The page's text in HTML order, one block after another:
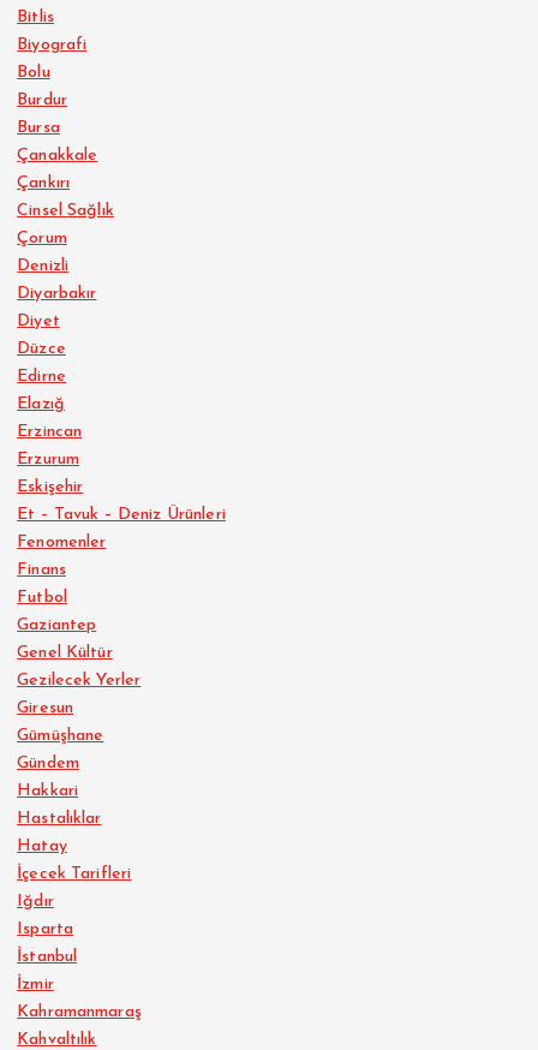
Bitlis
Biyografi
Bolu
Burdur
Bursa
Çanakkale
Çankırı
Cinsel Sağlık
Çorum
Denizli
Diyarbakır
Diyet
Düzce
Edirne
Elazığ
Erzincan
Erzurum
Eskişehir
Et – Tavuk – Deniz Ürünleri
Fenomenler
Finans
Futbol
Gaziantep
Genel Kültür
Gezilecek Yerler
Giresun
Gümüşhane
Gündem
Hakkari
Hastalıklar
Hatay
İçecek Tarifleri
Iğdır
Isparta
İstanbul
İzmir
Kahramanmaraş
Kahvaltılık